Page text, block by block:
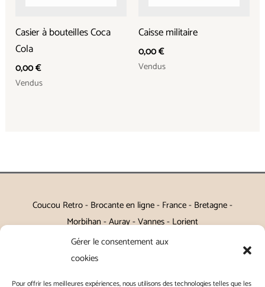
Gérer le consentement aux
cookies
Pour offrir les meilleures expériences, nous utilisons des technologies telles que les
Casier à bouteilles Coca
Cola
0,00€
Vendus
Caisse militaire
0,00€
Vendus
Coucou Retro - Brocante en ligne - France - Bretagne -
Morbihan - Auray - Vannes - Lorient
Petits meubles, décoration, miroirs, luminaires, Art de la table